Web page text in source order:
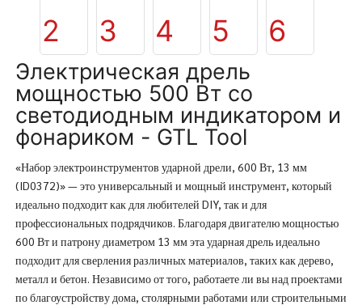
Электрическая дрель
мощностью 500 Вт со
светодиодным индикатором и
фонариком - GTL Tool
«Набор электроинструментов ударной дрели, 600 Вт, 13 мм
(ID0372)» — это универсальный и мощный инструмент, который
идеально подходит как для любителей DIY, так и для
профессиональных подрядчиков. Благодаря двигателю мощностью
600 Вт и патрону диаметром 13 мм эта ударная дрель идеально
подходит для сверления различных материалов, таких как дерево,
металл и бетон. Независимо от того, работаете ли вы над проектами
по благоустройству дома, столярными работами или строительными